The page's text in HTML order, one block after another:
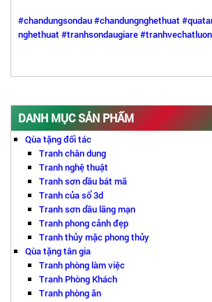
#chandungsondau#chandungnghethuat
nghethuat #tranhsondaugiare
DANH MỤC SẢN PHẨM
Qùa tặng đối tác
Tranh chân dung
Tranh nghệ thuật
Tranh sơn dầu bát mã
Tranh của sổ 3d
Tranh sơn dầu lãng mạn
Tranh phong cảnh đẹp
Tranh thủy mặc phong thủy
Qùa tặng tân gia
Tranh phòng làm việc
Tranh Phòng Khách
Tranh phòng ăn